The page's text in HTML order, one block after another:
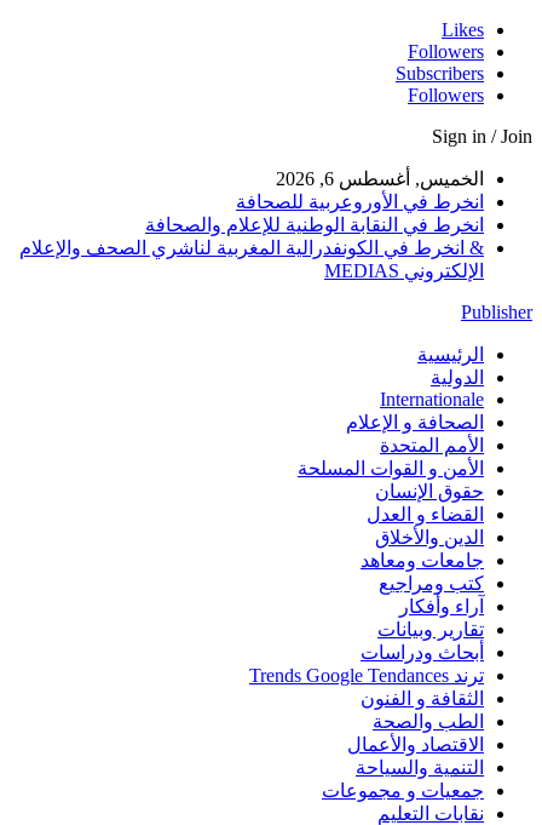
Likes
Followers
Subscribers
Followers
Sign in / Join
الخميس, أغسطس 6, 2026
انخرط في الأوروعربية للصحافة
انخرط في النقابة الوطنية للإعلام والصحافة
& انخرط في الكونفدرالية المغربية لناشري الصحف والإعلام
الإلكتروني MEDIAS
Publisher
الرئيسية
الدولية
Internationale
الصحافة و الإعلام
الأمم المتحدة
الأمن و القوات المسلحة
حقوق الإنسان
القضاء و العدل
الدين والأخلاق
جامعات ومعاهد
كتب ومراجيع
آراء وأفكار
تقارير وبيانات
أبحاث ودراسات
ترند Trends Google Tendances
الثقافة و الفنون
الطب والصحة
الاقتصاد والأعمال
التنمية والسياحة
جمعيات و مجموعات
نقابات التعليم